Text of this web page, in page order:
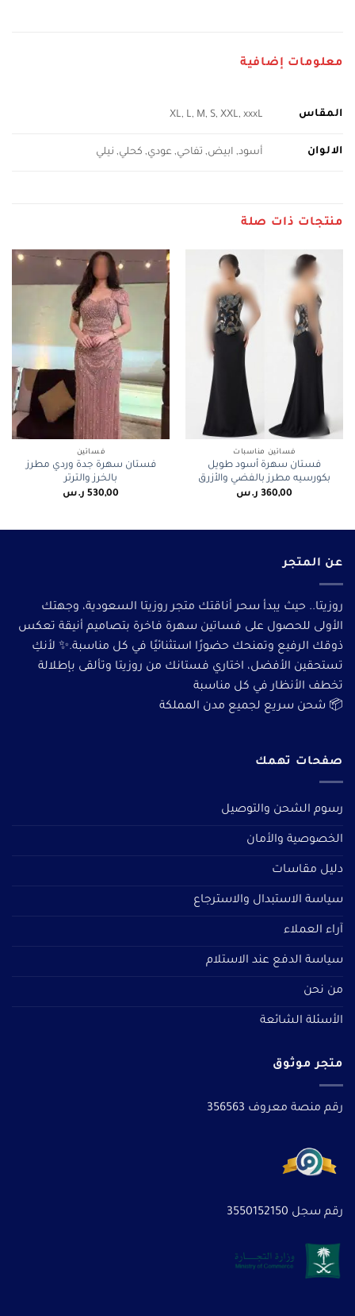
معلومات إضافية
المقاس XL, L, M, S, XXL, xxxL
الالوان أسود, ابيض, تفاحي, عودي, كحلي, نيلي
منتجات ذات صلة
فساتين مناسبات
فستان سهرة أسود طويل
بكورسيه مطرز بالفضي والأزرق
360,00 ر.س
فساتين
فستان سهرة جدة وردي مطرز
بالخرز والترتر
530,00 ر.س
عن المتجر
روزيتا.. حيث يبدأ سحر أناقتك متجر روزيتا السعودية، وجهتك
الأولى للحصول على فساتين سهرة فاخرة بتصاميم أنيقة تعكس
ذوقك الرفيع وتمنحك حضورًا استثنائيًا في كل مناسبة.✨ لأنكِ
تستحقين الأفضل، اختاري فستانك من روزيتا وتألقى بإطلالة
تخطف الأنظار في كل مناسبة
📦 شحن سريع لجميع مدن المملكة
صفحات تهمك
رسوم الشحن والتوصيل
الخصوصية والأمان
دليل مقاسات
سياسة الاستبدال والاسترجاع
آراء العملاء
سياسة الدفع عند الاستلام
من نحن
الأسئلة الشائعة
متجر موثوق
رقم منصة معروف 356563
رقم سجل 3550152150